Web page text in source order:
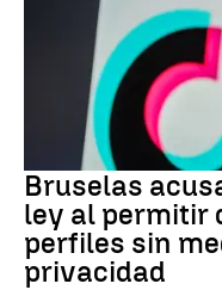
REDES SOCIALES
Bruselas
ley al permitir
perfiles sin
privacidad